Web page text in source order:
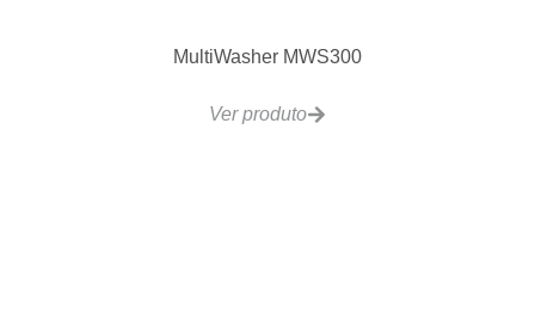
MultiWasher MWS300
Ver produto